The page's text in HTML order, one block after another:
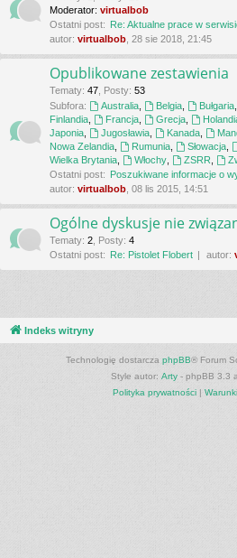
S
Moderator: virtualbob
Ostatni post: Re: Aktualne prace w
autor: virtualbob , 28 sie 2018, 21:45
Opublikowane zestawienia
Tematy: 47 Posty: 53
Subfora:
Australia, Belgia, Bułgaria,
Finlandia
Francja, Grecja,
Japonia
Jugosławia, Kanada,
Nowa Zelandia
Rumunia, Słowacja,
Wielka Brytania
Włochy, ZSRR
Ostatni post: Poszukiwane informacje o
autor: virtualbob , 08 lis 2015, 14:51
Ogólne dyskusje nie
Tematy: 2 Posty: 4
Ostatni post: Re: Pistolet Flobert autor:
Indeks witryny
Technologię dostarcza phpBB® Forum
Style autor: Arty - phpBB 3.3
Polityka prywatności|